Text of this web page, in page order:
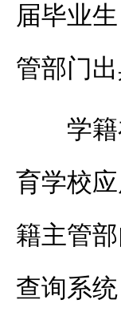
届毕业
管部门
学
育学校
籍主管
查询系统